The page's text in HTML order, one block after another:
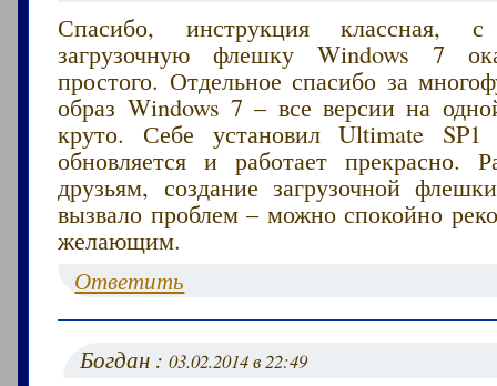
Спасибо, инструкция классная,
загрузочную флешку Windows 7
простого. Отдельное спасибо за
образ Windows 7 – все версии на
круто. Себе установил Ultimate
обновляется и работает прекрасно.
друзьям, создание загрузочной
вызвало проблем – можно спокойно
желающим.
Ответить
Богдан :03.02.2014 в 22:49